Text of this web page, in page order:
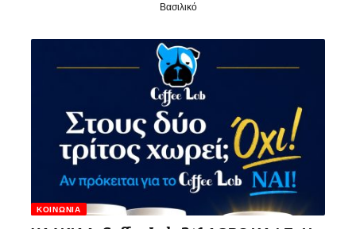
Βασιλικό
ΚΟΙΝΩΝΊΑ